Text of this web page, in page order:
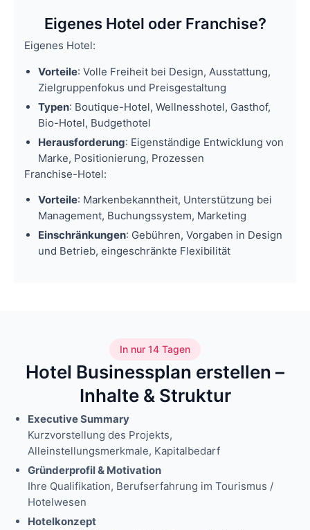
Eigenes Hotel oder Franchise?
Eigenes Hotel:
Vorteile: Volle Freiheit bei Design, Ausstattung,
Zielgruppenfokus und Preisgestaltung
Typen: Boutique-Hotel, Wellnesshotel, Gasthof,
Bio-Hotel, Budgethotel
Herausforderung: Eigenständige Entwicklung von
Marke, Positionierung, Prozessen
Franchise-Hotel:
Vorteile: Markenbekanntheit, Unterstützung bei
Management, Buchungssystem, Marketing
Einschränkungen: Gebühren, Vorgaben in Design
und Betrieb, eingeschränkte Flexibilität
In nur 14 Tagen
Hotel Businessplan erstellen –
Inhalte & Struktur
Executive Summary
Kurzvorstellung des Projekts,
Alleinstellungsmerkmale, Kapitalbedarf
Gründerprofil & Motivation
Ihre Qualifikation, Berufserfahrung im Tourismus /
Hotelwesen
Hotelkonzept